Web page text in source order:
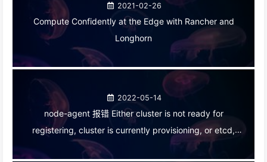
2021-02-26
Compute Confidently at the Edge with Rancher and
Longhorn
2022-05-14
node-agent 报错 Either cluster is not ready for
registering, cluster is currently provisioning, or etcd,
controlplane and worker node have to be registered